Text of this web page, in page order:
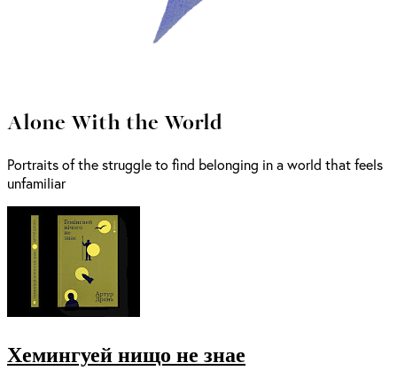
Alone With the World
Portraits of the struggle to find belonging in a world that feels
unfamiliar
Хемингуей нищо не знае